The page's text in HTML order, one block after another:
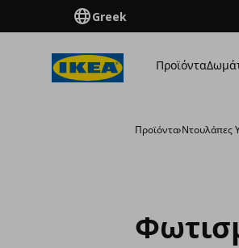
Greek
Προϊόντα
Προϊόντα›Ντουλάπες